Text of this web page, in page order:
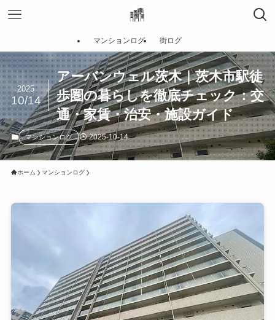
マンションログ 街ログ
アーバンウェル茨木｜茨木市駅徒
歩圏の暮らしを徹底チェック：交
通・家賃・治安・施設ガイド
2025
10/14
マンションログ 2025-10-14
ホーム マンションログ